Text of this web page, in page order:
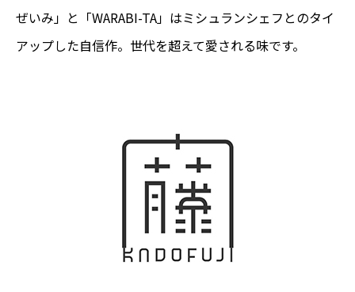
ぜいみ」と「WARABI-TA」はミシュランシェフとのタイ
アップした自信作。世代を超えて愛される味です。